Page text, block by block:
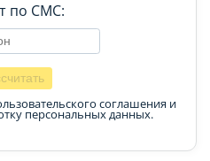
по СМС:
соглашения и
персональных данных.